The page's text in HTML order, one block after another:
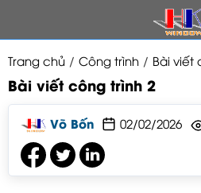
Trang chủ Công trình Bài viết
Bài viết công trình 2
Võ Bốn 02/02/2026